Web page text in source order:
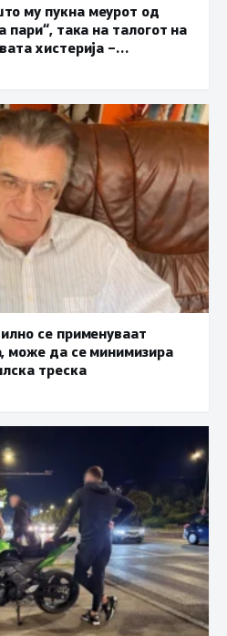
му пукна меурот од
пари“, така на талогот на
хистерија –
предлог
се применуваат
може да се минимизира
треска